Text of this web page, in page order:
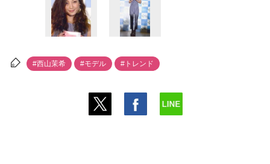
#西山茉希 #モデル #トレンド